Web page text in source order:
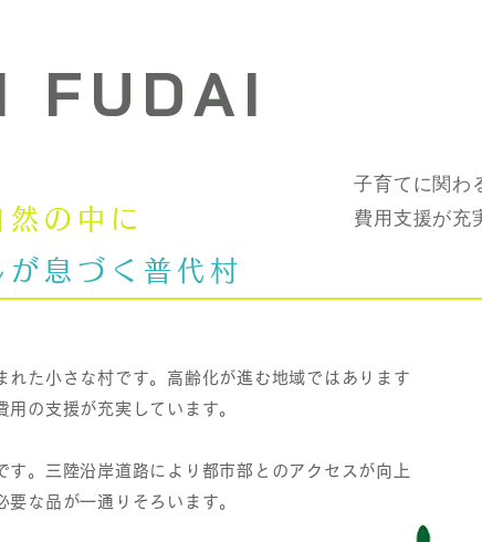
FUDAI​
然の中に
息づく普代村
子育てに関わ
費用支援が充
た小さな村です。高齢化が進む地域ではあります
の支援が充実しています。
。三陸沿岸道路により都市部とのアクセスが向上
な品が一通りそろいます。